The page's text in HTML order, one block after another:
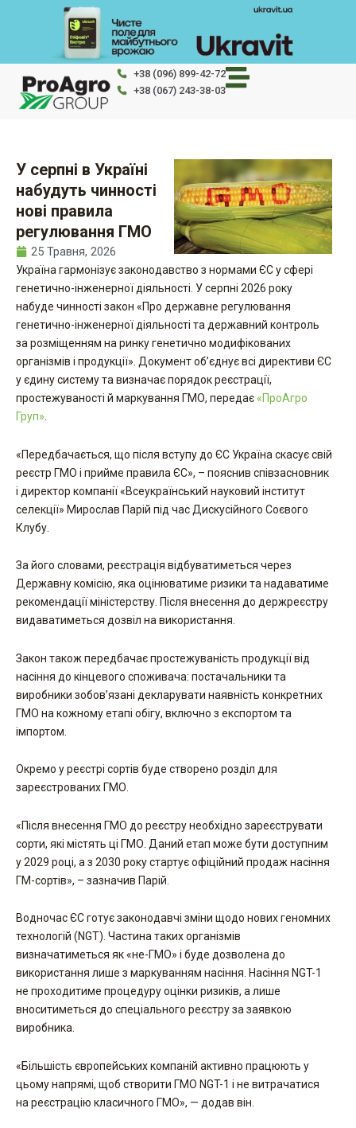
+38 (096) 899-42-72
+38 (067) 243-38-03
У серпні в Україні
набудуть чинності
нові правила
регулювання ГМО
25 Травня, 2026
Україна гармонізує законодавство з нормами ЄС у сфері
генетично-інженерної діяльності. У серпні 2026 року
набуде чинності закон «Про державне регулювання
генетично-інженерної діяльності та державний контроль
за розміщенням на ринку генетично модифікованих
організмів і продукції». Документ об’єднує всі директиви ЄС
у єдину систему та визначає порядок реєстрації,
простежуваності й маркування ГМО, передає «ПроАгро
Груп»
«Передбачається, що після вступу до ЄС Україна скасує свій
реєстр ГМО і прийме правила ЄС», – пояснив співзасновник
і директор компанії «Всеукраїнський науковий інститут
селекції» Мирослав Парій під час Дискусійного Соєвого
Клубу.
За його словами, реєстрація відбуватиметься через
Державну комісію, яка оцінюватиме ризики та надаватиме
рекомендації міністерству. Після внесення до держреєстру
видаватиметься дозвіл на використання.
Закон також передбачає простежуваність продукції від
насіння до кінцевого споживача: постачальники та
виробники зобов’язані декларувати наявність конкретних
ГМО на кожному етапі обігу, включно з експортом та
імпортом.
Окремо у реєстрі сортів буде створено розділ для
зареєстрованих ГМО.
«Після внесення ГМО до реєстру необхідно зареєструвати
сорти, які містять ці ГМО. Даний етап може бути доступним
у 2029 році, а з 2030 року стартує офіційний продаж насіння
ГМ-сортів», – зазначив Парій.
Водночас ЄС готує законодавчі зміни щодо нових геномних
технологій (NGT). Частина таких організмів
визначатиметься як «не-ГМО» і буде дозволена до
використання лише з маркуванням насіння. Насіння NGT-1
не проходитиме процедуру оцінки ризиків, а лише
вноситиметься до спеціального реєстру за заявкою
виробника.
«Більшість європейських компаній активно працюють у
цьому напрямі, щоб створити ГМО NGT-1 і не витрачатися
на реєстрацію класичного ГМО», — додав він.